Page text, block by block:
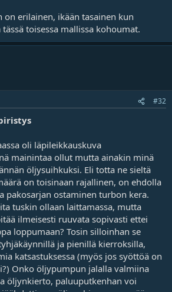
on erilainen, ikään tasainen kun
toisessa mallissa kohoumat.
#32
oli läpileikkauskuva
mainintaa ollut mutta ainakin minä
öljysuihkuksi. Eli totta ne sieltä
on toisinaan rajallinen, on ehdolla
pakosarjan ostaminen turbon kera.
tuskin ollaan laittamassa, mutta
ilmeisesti ruuvata sopivasti ettei
loppumaan? Tosin silloinhan se
ja pienillä kierroksilla,
katsastuksessa (myös jos syöttöä on
Onko öljypumpun jalalla valmiina
öljynkierto, paluuputkenhan voi